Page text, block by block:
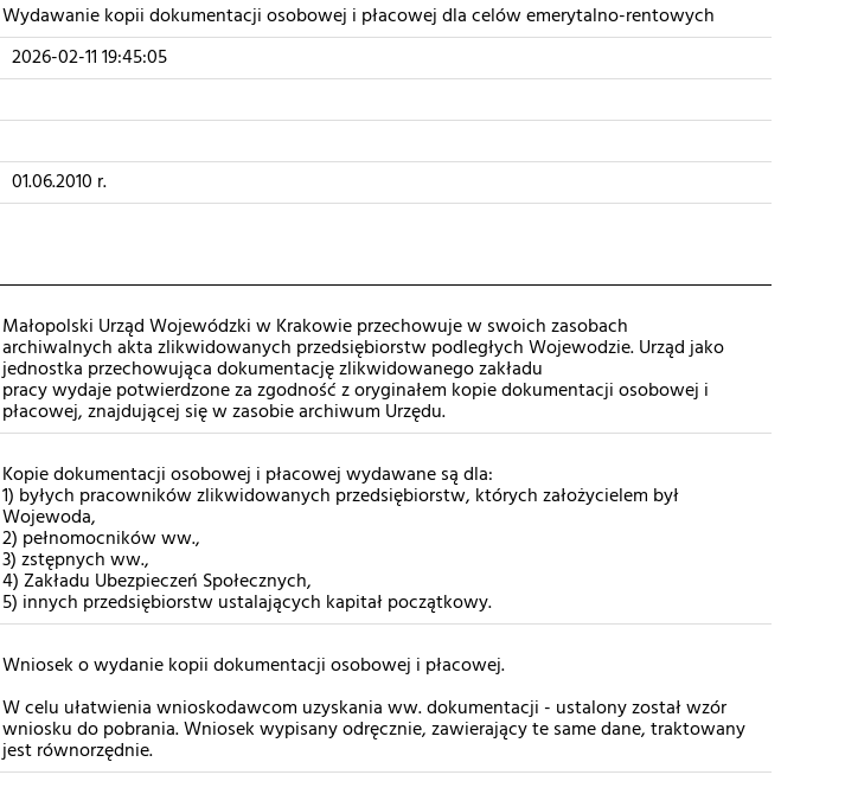
Wydawanie kopii dokumentacji osobowej i płacowej dla celów emerytalno-rentowych
2026-02-11 19:45:05
01.06.2010 r.
Małopolski Urząd Wojewódzki w Krakowie przechowuje w swoich zasobach
archiwalnych akta zlikwidowanych przedsiębiorstw podległych Wojewodzie. Urząd jako
jednostka przechowująca dokumentację zlikwidowanego zakładu
pracy wydaje potwierdzone za zgodność z oryginałem kopie dokumentacji osobowej i
płacowej, znajdującej się w zasobie archiwum Urzędu.
Kopie dokumentacji osobowej i płacowej wydawane są dla:
1) byłych pracowników zlikwidowanych przedsiębiorstw, których założycielem był
Wojewoda,
2) pełnomocników ww.,
3) zstępnych ww.,
4) Zakładu Ubezpieczeń Społecznych,
5) innych przedsiębiorstw ustalających kapitał początkowy.
Wniosek o wydanie kopii dokumentacji osobowej i płacowej.
W celu ułatwienia wnioskodawcom uzyskania ww. dokumentacji - ustalony został wzór
wniosku do pobrania. Wniosek wypisany odręcznie, zawierający te same dane, traktowany
jest równorzędnie.